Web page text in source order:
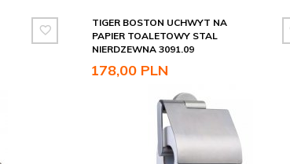
TIGER BOSTON UCHWYT NA
PAPIER TOALETOWY STAL
NIERDZEWNA 3091.09
178,00 PLN